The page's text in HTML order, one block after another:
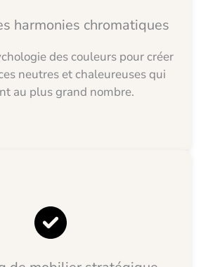
harmonies chromatiques
des couleurs pour créer
neutres et chaleureuses qui
au plus grand nombre.